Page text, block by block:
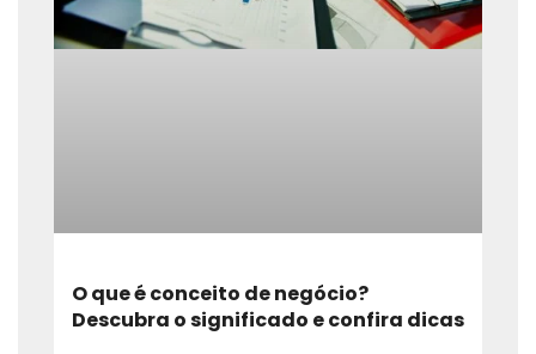
O que é conceito de negócio?
Descubra o significado e confira dicas